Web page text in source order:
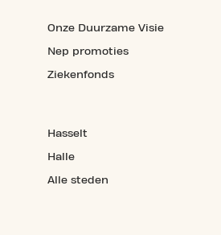
Onze Duurzame Visie
Nep promoties
Ziekenfonds
Hasselt
Halle
Alle steden